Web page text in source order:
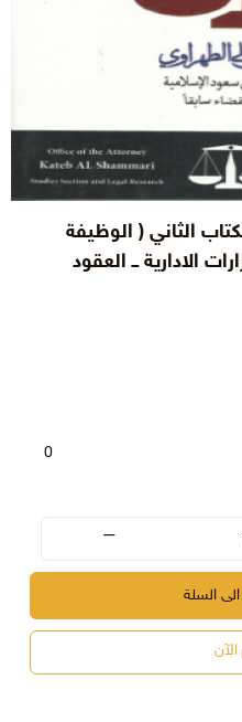
الثاني ( الوظيفة
الادارية ــ العقود
0